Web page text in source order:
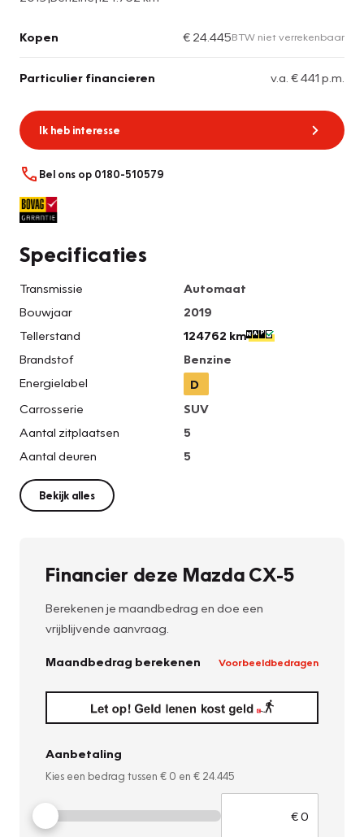
Kopen € 24.445BTW niet verrekenbaar
Particulier financieren v.a. € 441 p.m.
Ik heb interesse
Bel ons op 0180-510579
Specificaties
Transmissie
Automaat
Bouwjaar
2019
Tellerstand
124762 km
Brandstof
Benzine
Energielabel
D
Carrosserie
SUV
Aantal zitplaatsen
5
Aantal deuren
5
Bekijk alles
Financier deze Mazda CX-5
Berekenen je maandbedrag en doe een
vrijblijvende aanvraag.
Maandbedrag berekenen Voorbeeldbedragen
Aanbetaling
Kies een bedrag tussen € 0 en € 24.445